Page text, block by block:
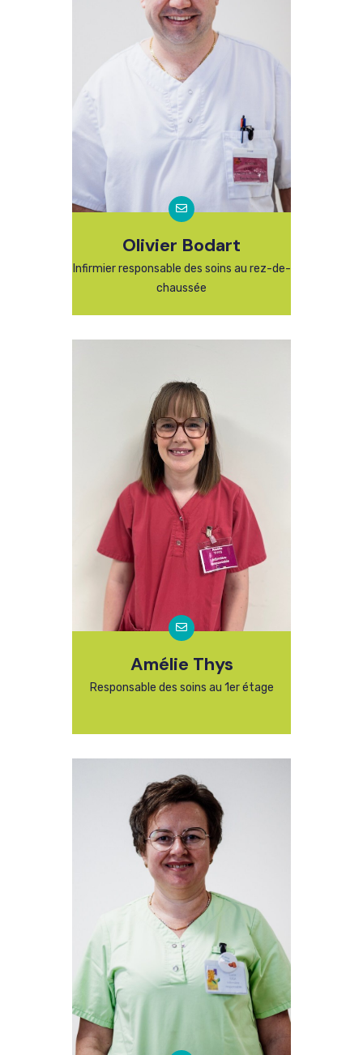
Olivier Bodart
Infirmier responsable des soins au rez-de-
chaussée
Amélie Thys
Responsable des soins au 1er étage